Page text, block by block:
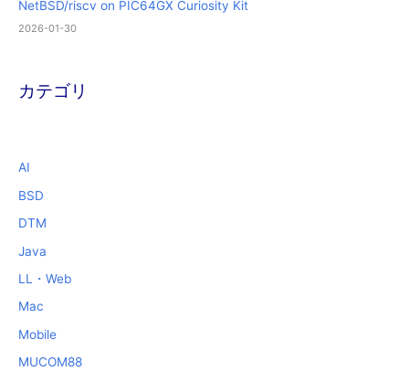
NetBSD/riscv on PIC64GX Curiosity Kit
2026-01-30
カテゴリ
AI
BSD
DTM
Java
LL・Web
Mac
Mobile
MUCOM88